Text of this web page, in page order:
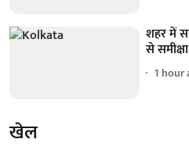
शहर में
से समीक्षा
1 hour
खेल